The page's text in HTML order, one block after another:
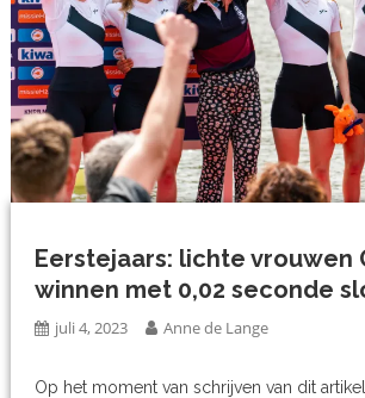
Eerstejaars: lichte vrouwen
winnen met 0,02 seconde
juli 4, 2023 Anne de Lange
Op het moment van schrijven van dit